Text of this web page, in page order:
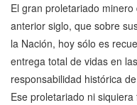
El gran proletariado
anterior siglo, que sobre
la Nación, hoy sólo es
entrega total de vidas en
responsabilidad histórica
Ese proletariado ni